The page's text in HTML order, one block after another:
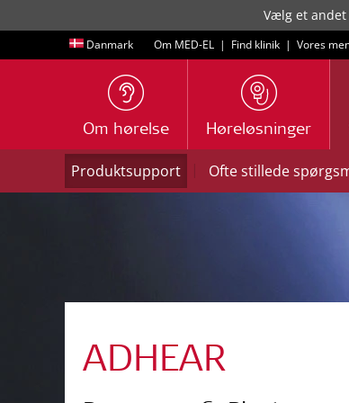
Vælg et
Danmark Om MED-EL | Find klinik | Vores
Om hørelse Høreløsninger
Produktsupport | Ofte stillede
ADHEAR